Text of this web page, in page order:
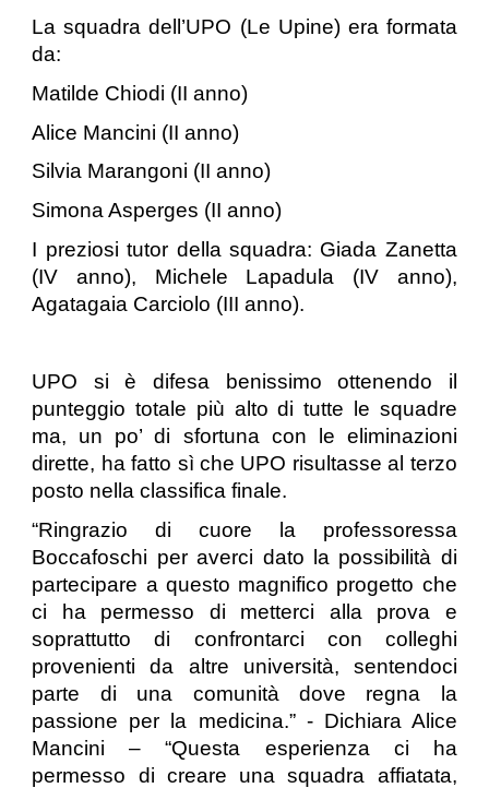
La squadra dell’UPO (Le Upine) era formata
da:
Matilde Chiodi (II anno)
Alice Mancini (II anno)
Silvia Marangoni (II anno)
Simona Asperges (II anno)
I preziosi tutor della squadra: Giada Zanetta
(IV anno), Michele Lapadula (IV anno),
Agatagaia Carciolo (III anno).
UPO si è difesa benissimo ottenendo il
punteggio totale più alto di tutte le squadre
ma, un po’ di sfortuna con le eliminazioni
dirette, ha fatto sì che UPO risultasse al terzo
posto nella classifica finale.
“Ringrazio di cuore la professoressa
Boccafoschi per averci dato la possibilità di
partecipare a questo magnifico progetto che
ci ha permesso di metterci alla prova e
soprattutto di confrontarci con colleghi
provenienti da altre università, sentendoci
parte di una comunità dove regna la
passione per la medicina.” - Dichiara Alice
Mancini – “Questa esperienza ci ha
permesso di creare una squadra affiatata,